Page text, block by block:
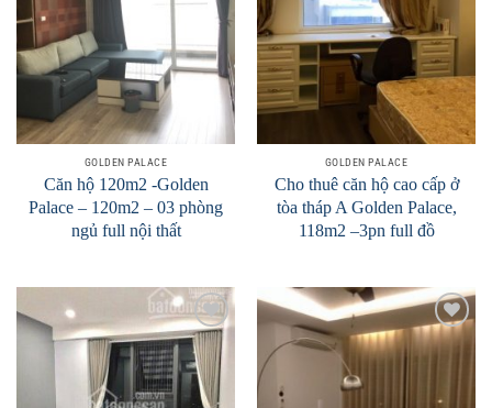
GOLDEN PALACE
Căn hộ 120m2 -Golden
Palace – 120m2 – 03 phòng
ngủ full nội thất
GOLDEN PALACE
Cho thuê căn hộ cao cấp ở
tòa tháp A Golden Palace,
118m2 –3pn full đồ
Add to
Wishlist
Wishlist